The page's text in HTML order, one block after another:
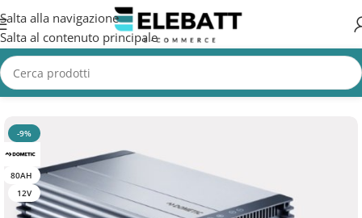
Salta alla navigazione
Salta al contenuto principale
Home/CAMION/Accessori Camion
-9%
80AH
12V